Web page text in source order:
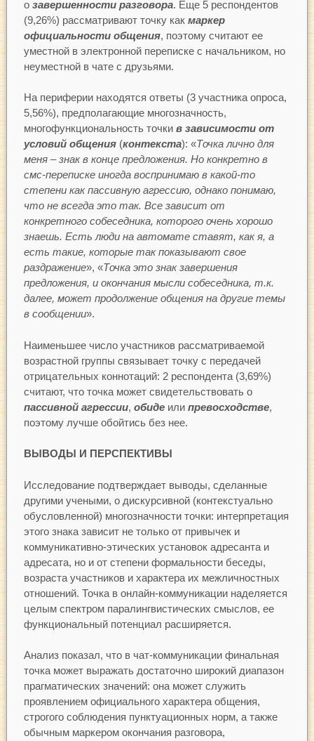
о завершенности разговора. Еще 5 респондентов
(9,26%) рассматривают точку как маркер
официальности общения, поэтому считают ее
уместной в электронной переписке с начальником, но
неуместной в чате с друзьями.
На периферии находятся ответы (3 участника опроса,
5,56%), предполагающие многозначность,
многофункциональность точки в зависимости от
условий общения(контекста): «Точка лично для
меня – знак в конце предложения. Но конкретно в
смс-переписке иногда воспринимаю в какой-то
степени как пассивную агрессию, однако понимаю,
что не всегда это так. Все зависит от
конкретного собеседника, которого очень хорошо
знаешь. Есть люди на автомате ставят, как я, а
есть такие, которые так показывают свое
раздражение», «Точка это знак завершения
предложения, и окончания мысли собеседника, т.к.
далее, может продолжение общения на другие темы
в сообщении».
Наименьшее число участников рассматриваемой
возрастной группы связывает точку с передачей
отрицательных коннотаций: 2 респондента (3,69%)
считают, что точка может свидетельствовать о
пассивной агрессии, обидеили превосходстве,
поэтому лучше обойтись без нее.
ВЫВОДЫ И ПЕРСПЕКТИВЫ
Исследование подтверждает выводы, сделанные
другими учеными, о дискурсивной (контекстуально
обусловленной) многозначности точки: интерпретация
этого знака зависит не только от привычек и
коммуникативно-этических установок адресанта и
адресата, но и от степени формальности беседы,
возраста участников и характера их межличностных
отношений. Точка в онлайн-коммуникации наделяется
целым спектром паралингвистических смыслов, ее
функциональный потенциал расширяется.
Анализ показал, что в чат-коммуникации финальная
точка может выражать достаточно широкий диапазон
прагматических значений: она может служить
проявлением официального характера общения,
строгого соблюдения пунктуационных норм, а также
обычным маркером окончания разговора,